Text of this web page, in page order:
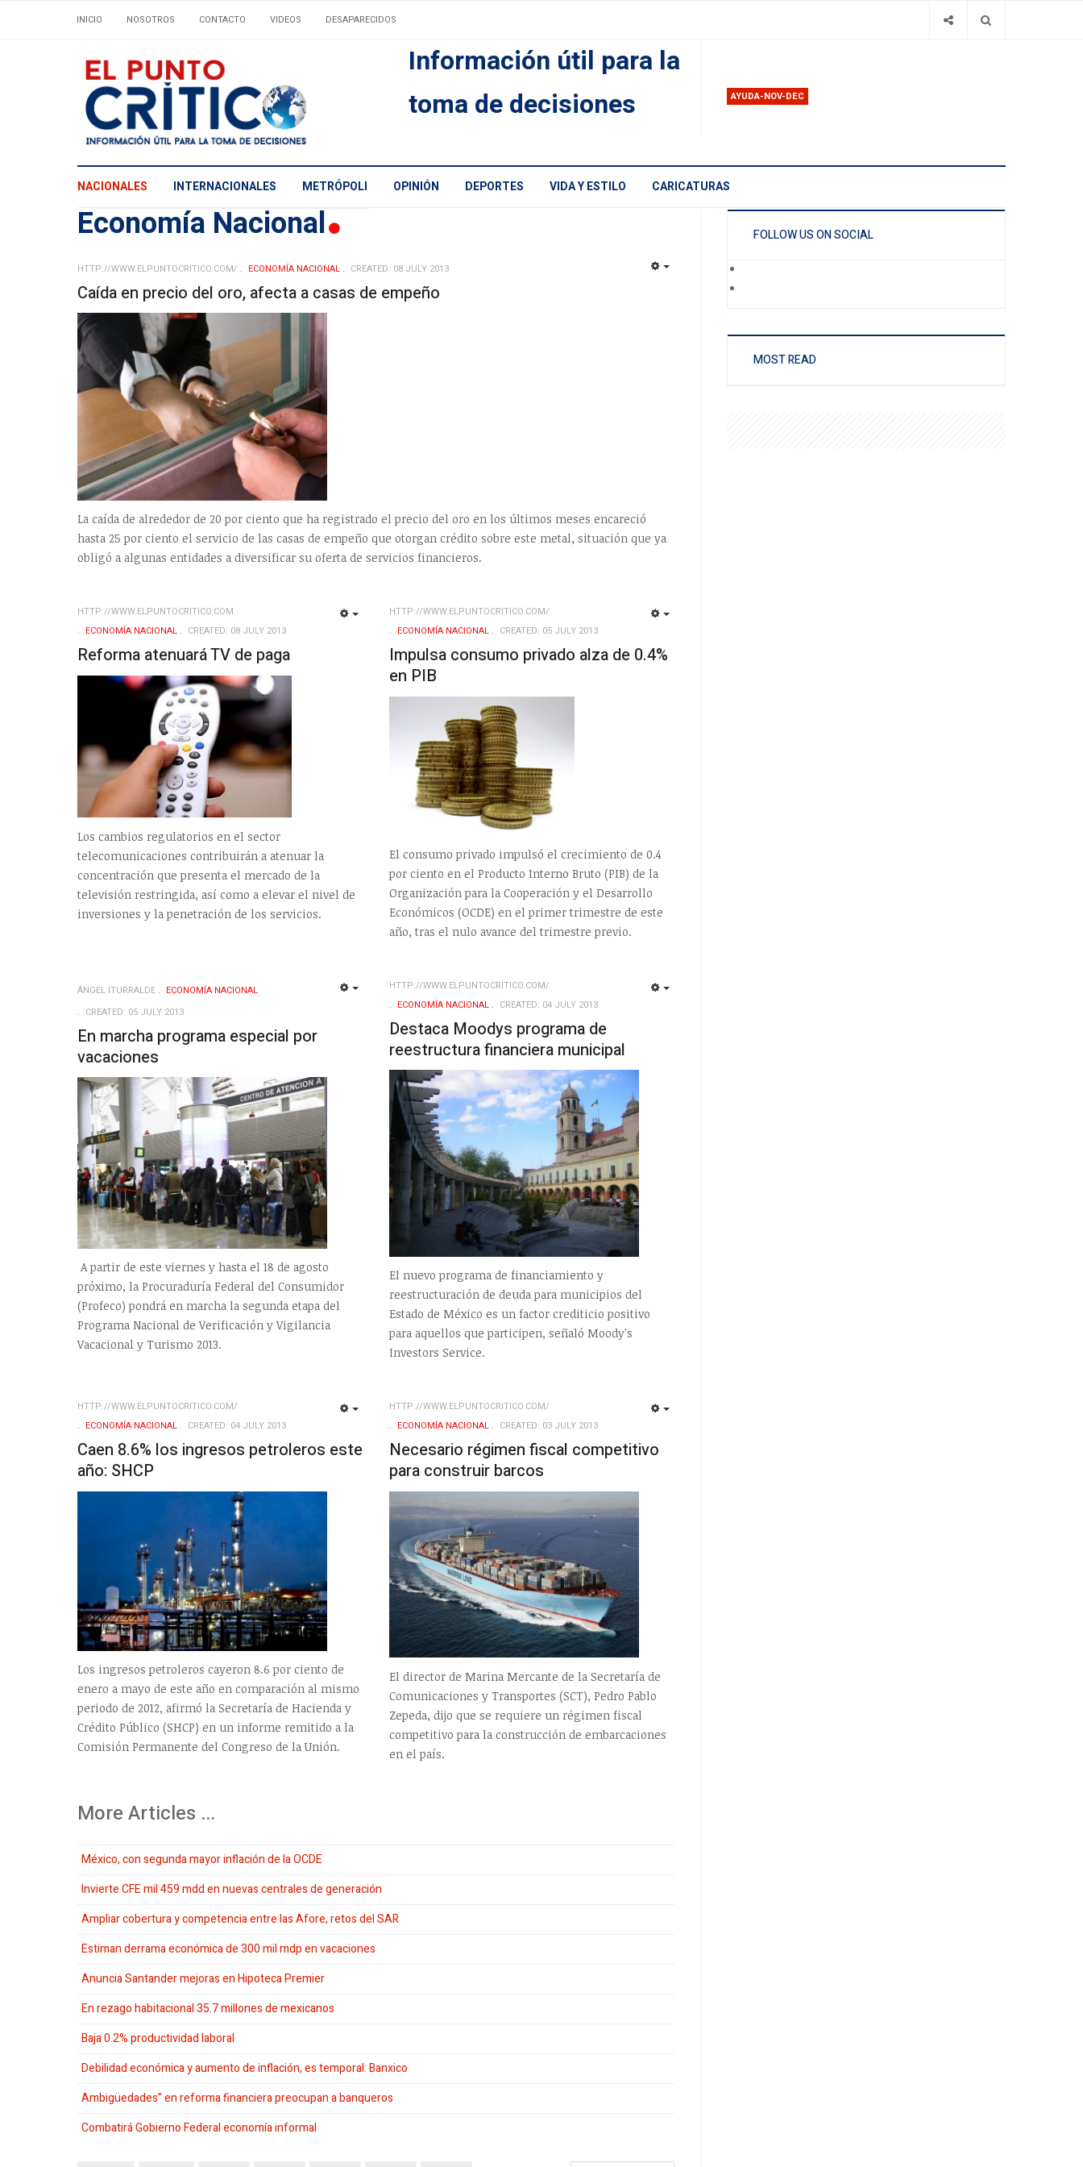
INICIO NOSOTROS CONTACTO VIDEOS DESAPARECIDOS
Información útil para la
toma de decisiones
AYUDA-NOV-DEC
NACIONALES INTERNACIONALES METRÓPOLI OPINIÓN DEPORTES VIDA Y ESTILO CARICATURAS
Economí­a Nacional
HTTP://WWW.ELPUNTOCRITICO.COM/ ECONOMÍ­A NACIONAL CREATED: 08 JULY 2013
Caída en precio del oro, afecta a casas de empeño
La caída de alrededor de 20 por ciento que ha registrado el precio del oro en los últimos meses encareció
hasta 25 por ciento el servicio de las casas de empeño que otorgan crédito sobre este metal, situación que ya
obligó a algunas entidades a diversificar su oferta de servicios financieros.
HTTP://WWW.ELPUNTOCRITICO.COM
ECONOMÍ­A NACIONAL
CREATED: 08 JULY 2013
Reforma atenuará TV de paga
Los cambios regulatorios en el sector
telecomunicaciones contribuirán a atenuar la
concentración que presenta el mercado de la
televisión restringida, así como a elevar el nivel de
inversiones y la penetración de los servicios.
HTTP://WWW.ELPUNTOCRITICO.COM/
ECONOMÍ­A NACIONAL
CREATED: 05 JULY 2013
Impulsa consumo privado alza de 0.4%
en PIB
El consumo privado impulsó el crecimiento de 0.4
por ciento en el Producto Interno Bruto (PIB) de la
Organización para la Cooperación y el Desarrollo
Económicos (OCDE) en el primer trimestre de este
año, tras el nulo avance del trimestre previo.
ÁNGEL ITURRALDE
ECONOMÍ­A NACIONAL
CREATED: 05 JULY 2013
En marcha programa especial por
vacaciones
A partir de este viernes y hasta el 18 de agosto
próximo, la Procuraduría Federal del Consumidor
(Profeco) pondrá en marcha la segunda etapa del
Programa Nacional de Verificación y Vigilancia
Vacacional y Turismo 2013.
HTTP://WWW.ELPUNTOCRITICO.COM/
ECONOMÍ­A NACIONAL
CREATED: 04 JULY 2013
Destaca Moodys programa de
reestructura financiera municipal
El nuevo programa de financiamiento y
reestructuración de deuda para municipios del
Estado de México es un factor crediticio positivo
para aquellos que participen, señaló Moody's
Investors Service.
HTTP://WWW.ELPUNTOCRITICO.COM/
ECONOMÍ­A NACIONAL
CREATED: 04 JULY 2013
Caen 8.6% los ingresos petroleros este
año: SHCP
Los ingresos petroleros cayeron 8.6 por ciento de
enero a mayo de este año en comparación al mismo
periodo de 2012, afirmó la Secretaría de Hacienda y
Crédito Público (SHCP) en un informe remitido a la
Comisión Permanente del Congreso de la Unión.
HTTP://WWW.ELPUNTOCRITICO.COM/
ECONOMÍ­A NACIONAL
CREATED: 03 JULY 2013
Necesario régimen fiscal competitivo
para construir barcos
El director de Marina Mercante de la Secretaría de
Comunicaciones y Transportes (SCT), Pedro Pablo
Zepeda, dijo que se requiere un régimen fiscal
competitivo para la construcción de embarcaciones
en el país.
More Articles ...
México, con segunda mayor inflación de la OCDE
Invierte CFE mil 459 mdd en nuevas centrales de generación
Ampliar cobertura y competencia entre las Afore, retos del SAR
Estiman derrama económica de 300 mil mdp en vacaciones
Anuncia Santander mejoras en Hipoteca Premier
En rezago habitacional 35.7 millones de mexicanos
Baja 0.2% productividad laboral
Debilidad económica y aumento de inflación, es temporal: Banxico
Ambigüedades” en reforma financiera preocupan a banqueros
Combatirá Gobierno Federal economía informal
FOLLOW US ON SOCIAL
MOST READ